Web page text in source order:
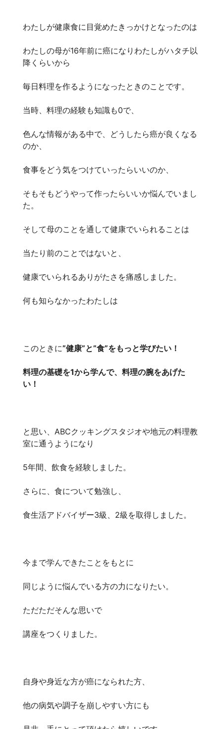
わたしが健康食に目覚めたきっかけとなったのは
わたしの母が16年前に癌になりわたしがハタチ以
降くらいから
毎日料理を作るようになったときのことです。
当時、料理の経験も知識も0で、
色んな情報がある中で、どうしたら癌が良くなる
のか、
食事をどう気をつけていったらいいのか、
そもそもどうやって作ったらいいか悩んでいまし
た。
そして母のことを通して健康でいられることは
当たり前のことではないと、
健康でいられるありがたさを痛感しました。
何も知らなかったわたしは
このときに”健康”と”食”をもっと学びたい！
料理の基礎を1から学んで、料理の腕をあげた
い！
と思い、ABCクッキングスタジオや地元の料理教
室に通うようになり
5年間、飲食を経験しました。
さらに、食について勉強し、
食生活アドバイザー3級、2級を取得しました。
今まで学んできたことをもとに
同じように悩んでいる方の力になりたい。
ただただそんな思いで
講座をつくりました。
自身や身近な方が癌になられた方、
他の病気や調子を崩しやすい方にも